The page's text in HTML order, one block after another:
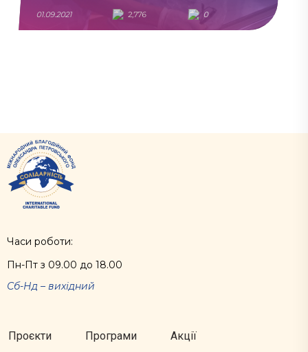
01.09.2021 2,776 0
Часи роботи:
Пн-Пт з 09.00 до 18.00
Сб-Нд – вихідний
Проєкти Програми Акції